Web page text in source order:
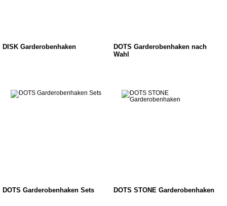
DISK Garderobenhaken
DOTS Garderobenhaken nach
Wahl
DOTS Garderobenhaken Sets DOTS STONE Garderobenhaken